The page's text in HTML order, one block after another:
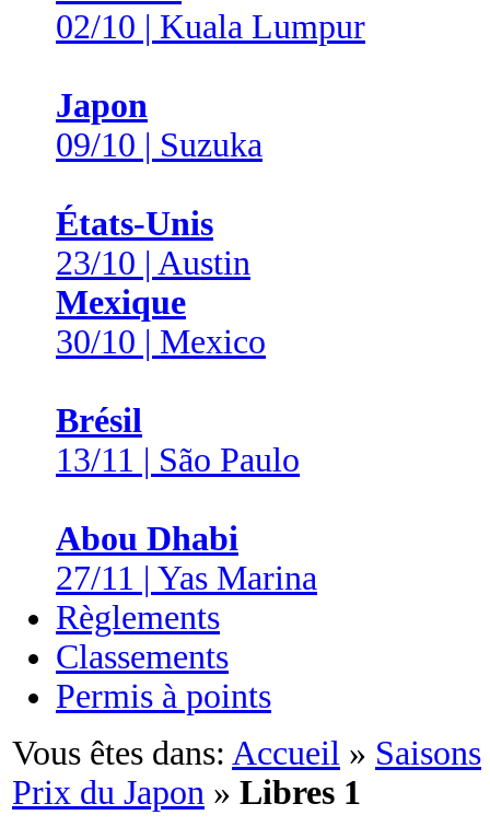
02/10 | Kuala Lumpur
Japon
09/10 | Suzuka
États-Unis
23/10 | Austin
Mexique
30/10 | Mexico
Brésil
13/11 | São Paulo
Abou Dhabi
27/11 | Yas Marina
Règlements
Classements
Permis à points
Vous êtes dans: Accueil » Saisons
Prix du Japon » Libres 1